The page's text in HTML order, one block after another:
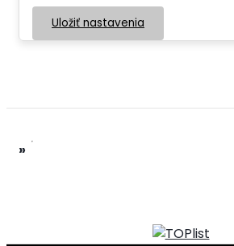
Uložiť nastavenia
»